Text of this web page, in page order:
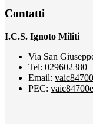
Contatti
I.C.S. Ignoto Militi
Via San
Tel: 029602380
Email:
PEC: